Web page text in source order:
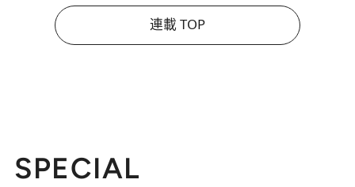
連載 TOP
SPECIAL